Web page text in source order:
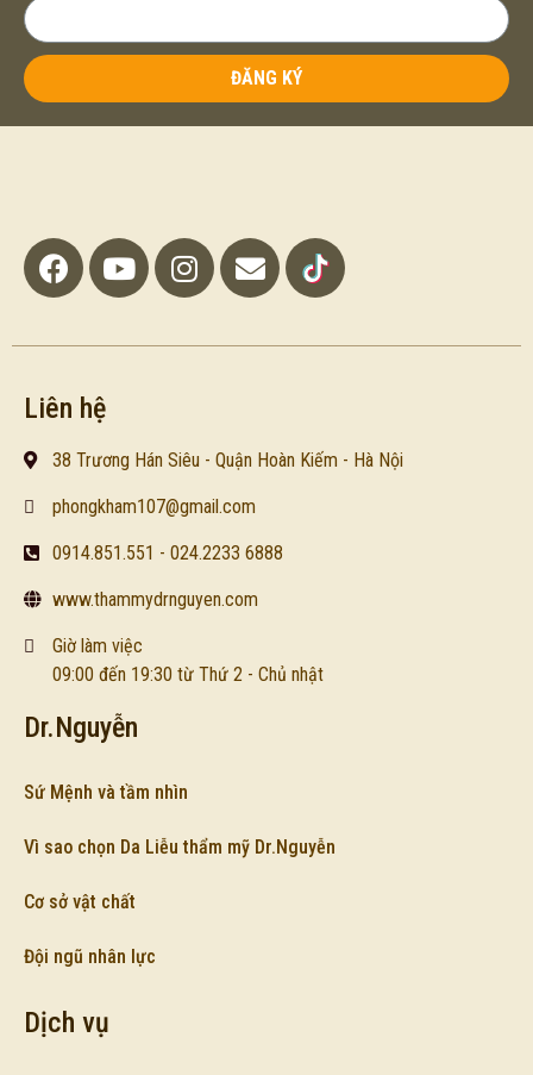
ĐĂNG KÝ
Liên hệ
38 Trương Hán Siêu - Quận Hoàn Kiếm - Hà Nội
phongkham107@gmail.com
0914.851.551 - 024.2233 6888
www.thammydrnguyen.com
Giờ làm việc
09:00 đến 19:30 từ Thứ 2 - Chủ nhật
Dr.Nguyễn
Sứ Mệnh và tầm nhìn
Vì sao chọn Da Liễu thẩm mỹ Dr.Nguyễn
Cơ sở vật chất
Đội ngũ nhân lực
Dịch vụ